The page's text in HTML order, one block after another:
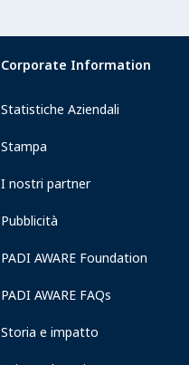
Corporate Information
Statistiche Aziendali
Stampa
I nostri partner
Pubblicità
PADI AWARE Foundation
PADI AWARE FAQs
Storia e impatto